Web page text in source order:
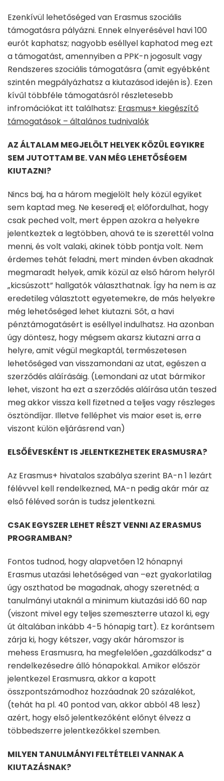
Ezenkívül lehetőséged van Erasmus szociális
támogatásra pályázni. Ennek elnyerésével havi 100
eurót kaphatsz; nagyobb eséllyel kaphatod meg ezt
a támogatást, amennyiben a PPK-n jogosult vagy
Rendszeres szociális támogatásra (amit egyébként
szintén megpályázhatsz a kiutazásod idején is). Ezen
kívűl többféle támogatásról részletesebb
infromációkat itt találhatsz: Erasmus+ kiegészítő
támogatások – általános tudnivalók
AZ ÁLTALAM MEGJELÖLT HELYEK KÖZÜL EGYIKRE
SEM JUTOTTAM BE. VAN MÉG LEHETŐSÉGEM
KIUTAZNI?
Nincs baj, ha a három megjelölt hely közül egyiket
sem kaptad meg. Ne keseredj el; előfordulhat, hogy
csak peched volt, mert éppen azokra a helyekre
jelentkeztek a legtöbben, ahová te is szerettél volna
menni, és volt valaki, akinek több pontja volt. Nem
érdemes tehát feladni, mert minden évben akadnak
megmaradt helyek, amik közül az első három helyről
„kicsúszott” hallgatók választhatnak. Így ha nem is az
eredetileg választott egyetemekre, de más helyekre
még lehetőséged lehet kiutazni. Sőt, a havi
pénztámogatásért is eséllyel indulhatsz. Ha azonban
úgy döntesz, hogy mégsem akarsz kiutazni arra a
helyre, amit végül megkaptál, természetesen
lehetőséged van visszamondani az utat, egészen a
szerződés aláírásáig. (Lemondani az utat bármikor
lehet, viszont ha ezt a szerződés aláírása után teszed
meg akkor vissza kell fizetned a teljes vagy részleges
ösztöndíjar. Illetve felléphet vis maior eset is, erre
viszont külön eljárásrend van)
ELSŐÉVESKÉNT IS JELENTKEZHETEK ERASMUSRA?
Az Erasmus+ hivatalos szabálya szerint BA-n 1 lezárt
félévvel kell rendelkezned, MA-n pedig akár már az
első féléved során is tudsz jelentkezni.
CSAK EGYSZER LEHET RÉSZT VENNI AZ ERASMUS
PROGRAMBAN?
Fontos tudnod, hogy alapvetően 12 hónapnyi
Erasmus utazási lehetőséged van –ezt gyakorlatilag
úgy oszthatod be magadnak, ahogy szeretnéd; a
tanulmányi utaknál a minimum kiutazási idő 60 nap
(viszont mivel egy teljes szemeszterre utazol ki, egy
út általában inkább 4-5 hónapig tart). Ez korántsem
zárja ki, hogy kétszer, vagy akár háromszor is
mehess Erasmusra, ha megfelelően „gazdálkodsz” a
rendelkezésedre álló hónapokkal. Amikor először
jelentkezel Erasmusra, akkor a kapott
összpontszámodhoz hozzáadnak 20 százalékot,
(tehát ha pl. 40 pontod van, akkor abból 48 lesz)
azért, hogy első jelentkezőként előnyt élvezz a
többedszerre jelentkezőkkel szemben.
MILYEN TANULMÁNYI FELTÉTELEI VANNAK A
KIUTAZÁSNAK?